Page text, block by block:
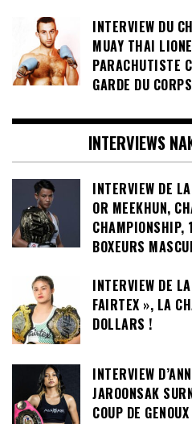
INTERVIEW DU
MUAY THAI
PARACHUTISTE
GARDE DU
INTERVIEWS
INTERVIEW DE
OR MEEKHUN,
CHAMPIONSHIP,
BOXEURS
INTERVIEW DE
FAIRTEX », LA
DOLLARS !
INTERVIEW
JAROONSAK
COUP DE